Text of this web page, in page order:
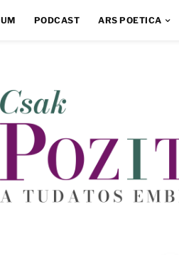
PODCAST ARS POETICA